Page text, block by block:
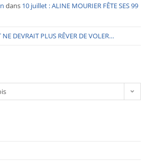
dans 10 juillet : ALINE MOURIER FÊTE SES 99
DEVRAIT PLUS RÊVER DE VOLER…